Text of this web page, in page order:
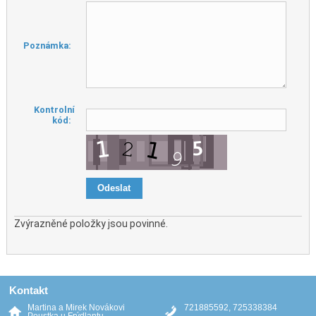
Poznámka:
Kontrolní
kód:
Zvýrazněné položky jsou povinné.
Kontakt
Martina a Mirek Novákovi
721885592, 725338384